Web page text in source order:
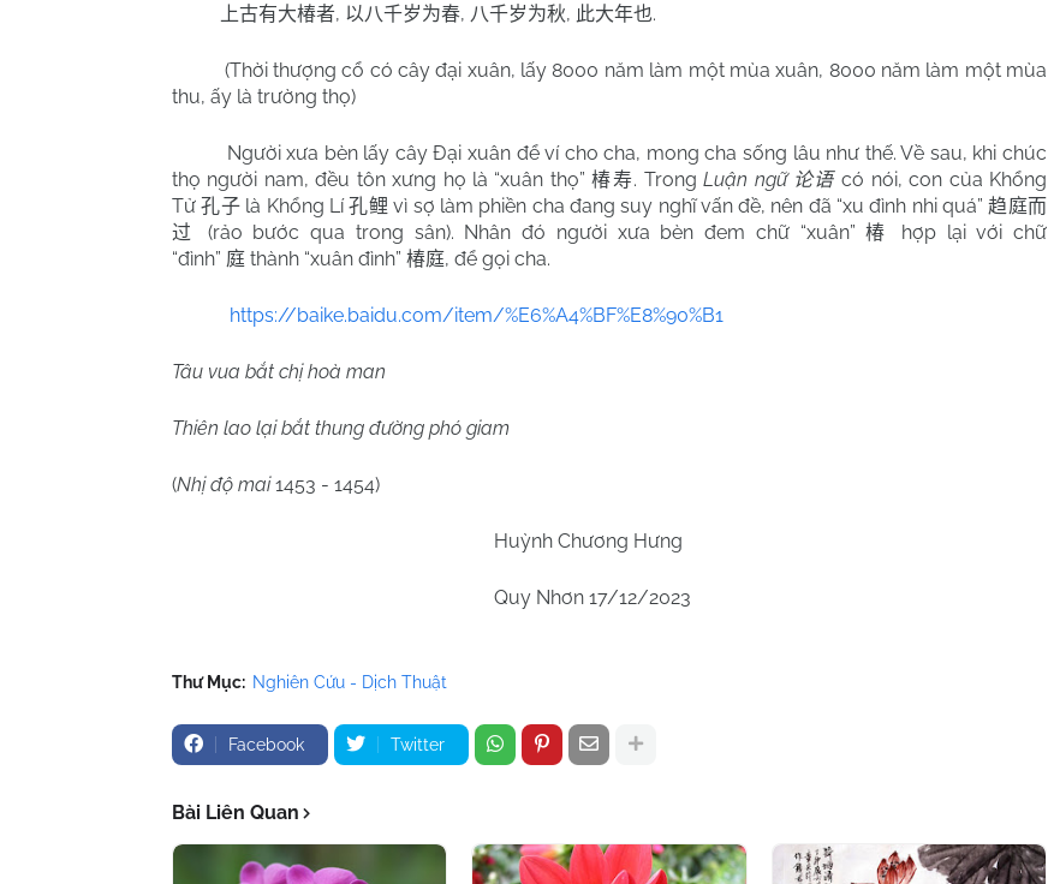
上古有大椿者, 以八千岁为春, 八千岁为秋, 此大年也.
(Thời thượng cổ có cây đại xuân, lấy 8000 năm làm một mùa xuân, 8000 năm làm một mùa
thu, ấy là trường thọ)
Người xưa bèn lấy cây Đại xuân để ví cho cha, mong cha sống lâu như thế. Về sau, khi chúc
thọ người nam, đều tôn xưng họ là “xuân thọ” 椿寿. Trong Luận ngữ 论语 có nói, con của Khổng
Tử 孔子 là Khổng Lí 孔鲤 vì sợ làm phiền cha đang suy nghĩ vấn đề, nên đã “xu đình nhi quá” 趋庭而
过
(rảo bước qua trong sân). Nhân đó người xưa bèn đem chữ “xuân” 椿
hợp lại với chữ
“đình” 庭 thành “xuân đình” 椿庭, để gọi cha.
https://baike.baidu.com/item/%E6%A4%BF%E8%90%B1
Tâu vua bắt chị hoà man
Thiên lao lại bắt thung đường phó giam
(Nhị độ mai1453 - 1454)
Huỳnh Chương Hưng
Quy Nhơn 17/12/2023
Thư Mục: Nghiên Cứu - Dịch Thuật
Facebook Twitter
Bài Liên Quan